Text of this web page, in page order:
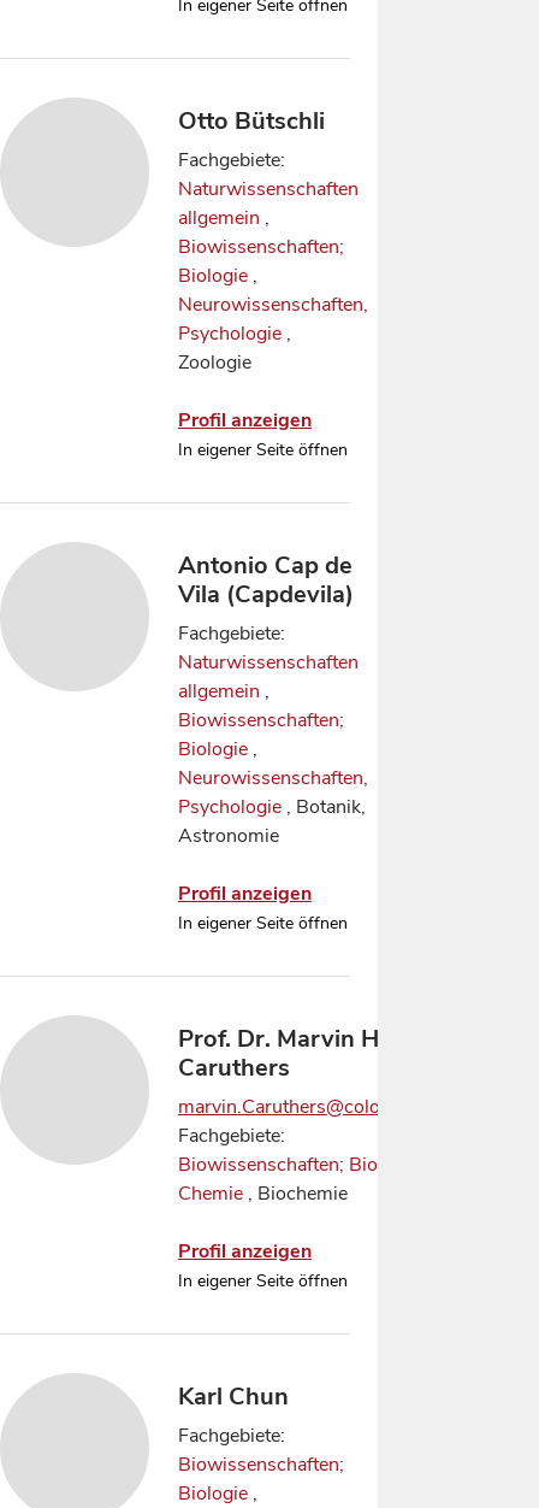
In eigener Seite öffnen
Otto Bütschli
Fachgebiete:
Naturwissenschaften
allgemein ,
Biowissenschaften;
Biologie ,
Neurowissenschaften,
Psychologie ,
Zoologie
Profil anzeigen
In eigener Seite öffnen
Antonio Cap de
Vila (Capdevila)
Fachgebiete:
Naturwissenschaften
allgemein ,
Biowissenschaften;
Biologie ,
Neurowissenschaften,
Psychologie , Botanik,
Astronomie
Profil anzeigen
In eigener Seite öffnen
Prof. Dr. Marvin Harry
Caruthers
marvin.Caruthers@colorado.edu
Fachgebiete:
Biowissenschaften; Biologie
Chemie , Biochemie
Profil anzeigen
In eigener Seite öffnen
Karl Chun
Fachgebiete:
Biowissenschaften;
Biologie ,